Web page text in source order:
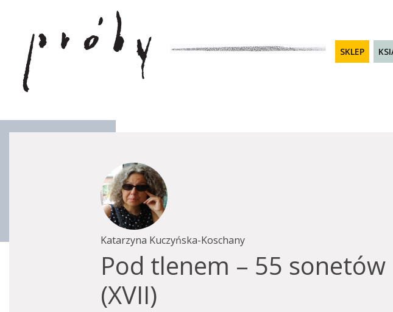
SKLEP
Katarzyna Kuczyńska-Koschany
Pod tlenem – 55 sonetów
(XVII)